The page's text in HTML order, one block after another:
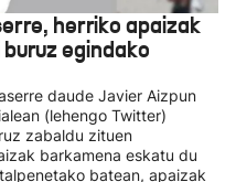
herriko apaizak
egindako
daude Javier Aizpun
(lehengo Twitter)
zabaldu zituen
barkamena eskatu du
batean, apaizak